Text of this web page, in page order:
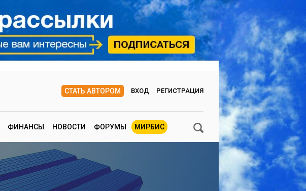
СТАТЬ АВТОРОМ ВХОД РЕГИСТРАЦИЯ
ФИНАНСЫ НОВОСТИ ФОРУМЫ МИРБИС